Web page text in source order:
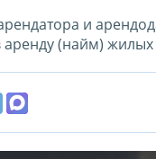
и
(найм)